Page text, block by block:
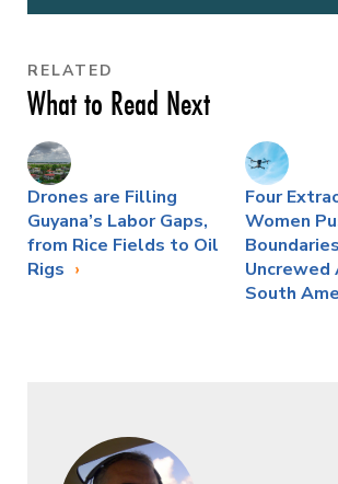
RELATED
What to Read Next
Drones are Filling
Guyana’s Labor Gaps,
from Rice Fields to Oil
Rigs
Four
Women
Uncrewed
South